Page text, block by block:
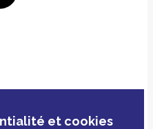
et cookies